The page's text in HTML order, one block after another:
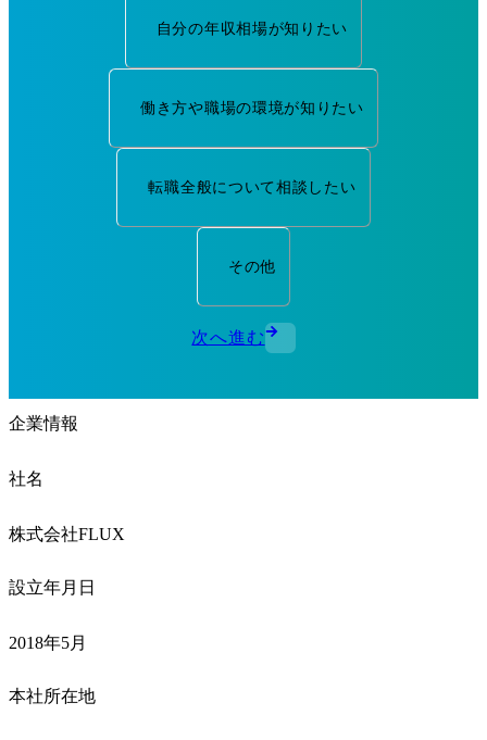
自分の年収相場が知りたい
働き方や職場の環境が知りたい
転職全般について相談したい
その他
次へ進む
企業情報
社名
株式会社FLUX
設立年月日
2018年5月
本社所在地